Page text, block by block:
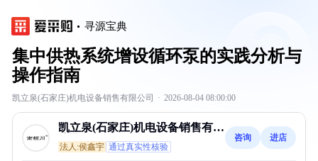
寻源宝典
集中供热系统增设循环泵的实践分析与
操作指南
凯立泉(石家庄)机电设备销售有限公司 · 2026-08-04 08:00:00
凯立泉(石家庄)机电设备销售有限
公司
法人:侯鑫宇 通过真实性核验
咨询 进店